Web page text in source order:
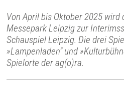
Von April bis Oktober 2025 wird
Messepark Leipzig zur
Schauspiel Leipzig. Die drei
»Lampenladen“ und
Spielorte der ag(o)ra.